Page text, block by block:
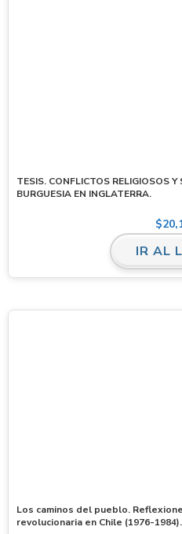
TESIS. CONFLICTOS RELIGIOSOS
BURGUESIA EN INGLATERRA.
$
IR AL
Los caminos del pueblo.
revolucionaria en Chile (1976-